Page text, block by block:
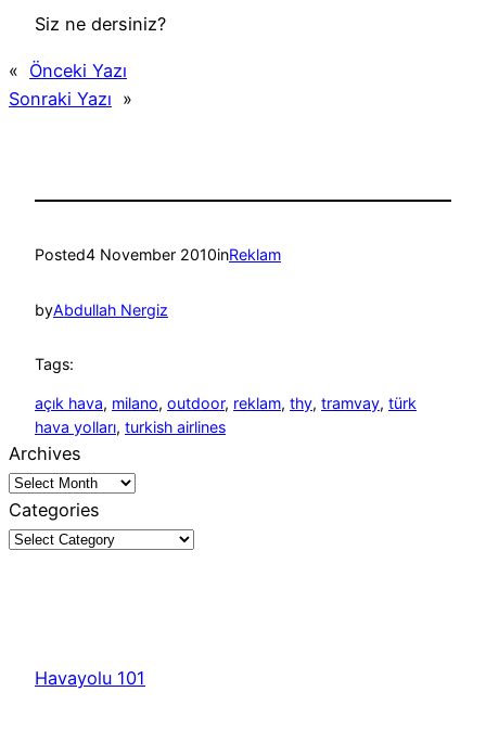
Siz ne dersiniz?
« Önceki Yazı
Sonraki Yazı »
Posted4 November 2010inReklam
byAbdullah Nergiz
Tags:
açık hava, milano, outdoor, reklam, thy, tramvay, türk
hava yolları, turkish airlines
Archives
Categories
Havayolu 101